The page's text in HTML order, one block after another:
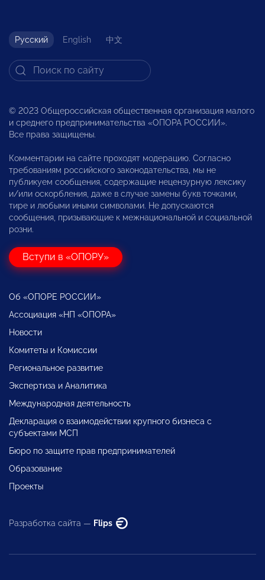
Русский English 中文
© 2023 Общероссийская общественная организация малого
и среднего предпринимательства «ОПОРА РОССИИ».
Все права защищены.
Комментарии на сайте проходят модерацию. Согласно
требованиям российского законодательства, мы не
публикуем сообщения, содержащие нецензурную лексику
и/или оскорбления, даже в случае замены букв точками,
тире и любыми иными символами. Не допускаются
сообщения, призывающие к межнациональной и социальной
розни.
Вступи в «ОПОРУ»
Об «ОПОРЕ РОССИИ»
Ассоциация «НП «ОПОРА»
Новости
Комитеты и Комиссии
Региональное развитие
Экспертиза и Аналитика
Международная деятельность
Декларация о взаимодействии крупного бизнеса с
субъектами МСП
Бюро по защите прав предпринимателей
Образование
Проекты
Разработка сайта — Flips